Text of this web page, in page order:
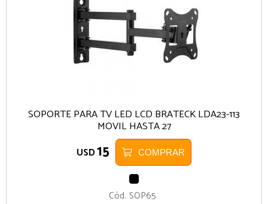
SOPORTE PARA TV LED LCD BRATECK LDA23-113
MOVIL HASTA 27
USD15 COMPRAR
Cód. SOP65